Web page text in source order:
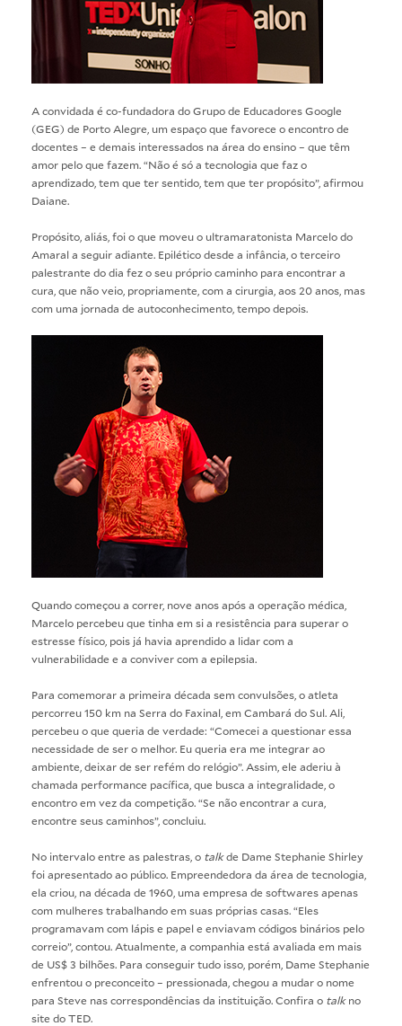
A convidada é co-fundadora do Grupo de Educadores Google
(GEG) de Porto Alegre, um espaço que favorece o encontro de
docentes – e demais interessados na área do ensino – que têm
amor pelo que fazem. “Não é só a tecnologia que faz o
aprendizado, tem que ter sentido, tem que ter propósito”, afirmou
Daiane.
Propósito, aliás, foi o que moveu o ultramaratonista Marcelo do
Amarala seguir adiante. Epilético desde a infância, o terceiro
palestrante do dia fez o seu próprio caminho para encontrar a
cura, que não veio, propriamente, com a cirurgia, aos 20 anos, mas
com uma jornada de autoconhecimento, tempo depois.
Quando começou a correr, nove anos após a operação médica,
Marcelo percebeu que tinha em si a resistência para superar o
estresse físico, pois já havia aprendido a lidar com a
vulnerabilidade e a conviver com a epilepsia.
Para comemorar a primeira década sem convulsões, o atleta
percorreu 150 km na Serra do Faxinal, em Cambará do Sul. Ali,
percebeu o que queria de verdade: “Comecei a questionar essa
necessidade de ser o melhor. Eu queria era me integrar ao
ambiente, deixar de ser refém do relógio”. Assim, ele aderiu à
chamada performance pacífica, que busca a integralidade, o
encontro em vez da competição. “Se não encontrar a cura,
encontre seus caminhos”, concluiu.
No intervalo entre as palestras, o talkde Dame Stephanie Shirley
foi apresentado ao público. Empreendedora da área de tecnologia,
ela criou, na década de 1960, uma empresa de softwares apenas
com mulheres trabalhando em suas próprias casas. “Eles
programavam com lápis e papel e enviavam códigos binários pelo
correio”, contou. Atualmente, a companhia está avaliada em mais
de US$ 3 bilhões. Para conseguir tudo isso, porém, Dame Stephanie
enfrentou o preconceito – pressionada, chegou a mudar o nome
para Steve nas correspondências da instituição. Confira o talkno
site do TED.